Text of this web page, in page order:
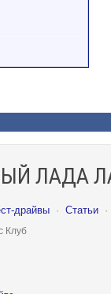
ЛАДА
драйвы · Статьи ·
Клуб